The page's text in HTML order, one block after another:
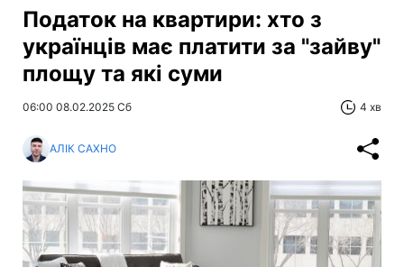
Податок на квартири: хто з
українців має платити за "зайву"
площу та які суми
06:00 08.02.2025 Сб 4 хв
АЛІК САХНО